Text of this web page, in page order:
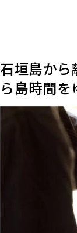
石垣島か
ら島時間